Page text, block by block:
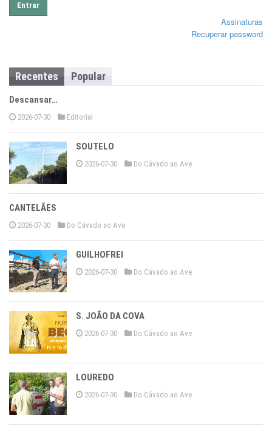
Entrar
Assinaturas
Recuperar password
Recentes Popular
Descansar…
2026-07-30 Editorial
SOUTELO
2026-07-30 Do Cávado ao Ave
CANTELÃES
2026-07-30 Do Cávado ao Ave
GUILHOFREI
2026-07-30 Do Cávado ao Ave
S. JOÃO DA COVA
2026-07-30 Do Cávado ao Ave
LOUREDO
2026-07-30 Do Cávado ao Ave